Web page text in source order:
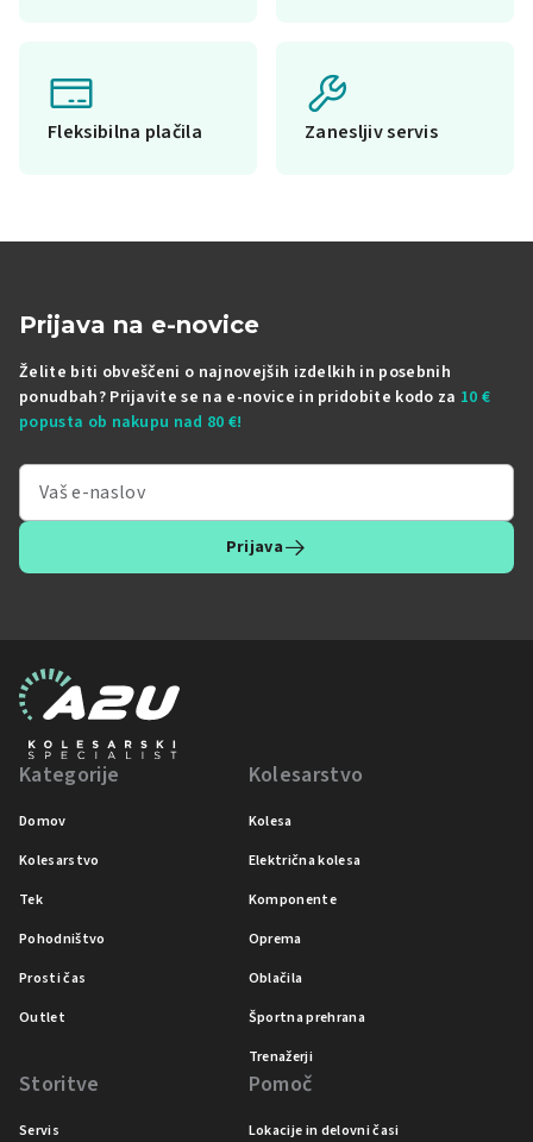
Fleksibilna plačila Zanesljiv servis
Prijava na e-novice
Želite biti obveščeni o najnovejših izdelkih in posebnih
ponudbah? Prijavite se na e-novice in pridobite kodo za 10 €
popusta ob nakupu nad 80 €!
Prijava
Kategorije
Domov
Kolesarstvo
Tek
Pohodništvo
Prosti čas
Outlet
Kolesarstvo
Kolesa
Električna kolesa
Komponente
Oprema
Oblačila
Športna prehrana
Trenažerji
Storitve
Servis
Pomoč
Lokacije in delovni časi